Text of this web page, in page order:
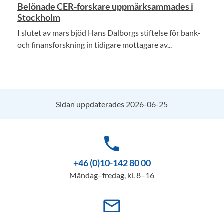
Belönade CER-forskare uppmärksammades i
Stockholm
I slutet av mars bjöd Hans Dalborgs stiftelse för bank-
och finansforskning in tidigare mottagare av...
Sidan uppdaterades 2026-06-25
phone
+46 (0)10-142 80 00
Måndag–fredag, kl. 8–16
mail_outline